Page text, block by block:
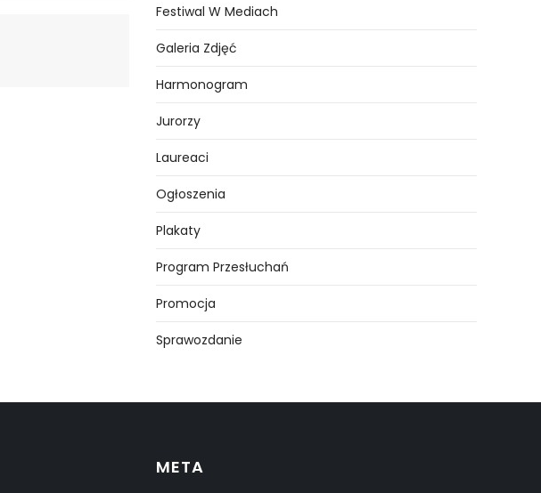
Festiwal W Mediach
Galeria Zdjęć
Harmonogram
Jurorzy
Laureaci
Ogłoszenia
Plakaty
Program Przesłuchań
Promocja
Sprawozdanie
META